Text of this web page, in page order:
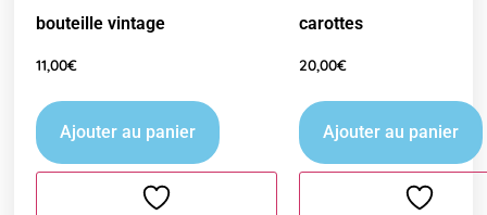
bouteille vintage
11,00€
Ajouter au panier
carottes
20,00€
Ajouter au panier